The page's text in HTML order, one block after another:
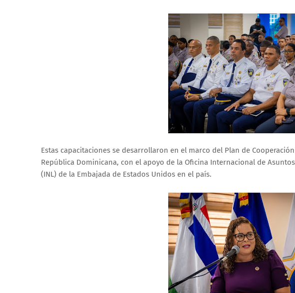
Estas capacitaciones se desarrollaron en el marco del Plan de
República Dominicana, con el apoyo de la Oficina Internacional de
(INL) de la Embajada de Estados Unidos en el país.